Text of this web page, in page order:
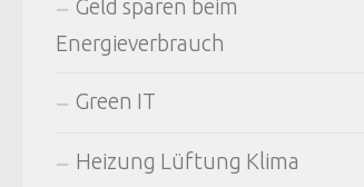
Geld sparen beim
Energieverbrauch
Green IT
Heizung Lüftung Klima